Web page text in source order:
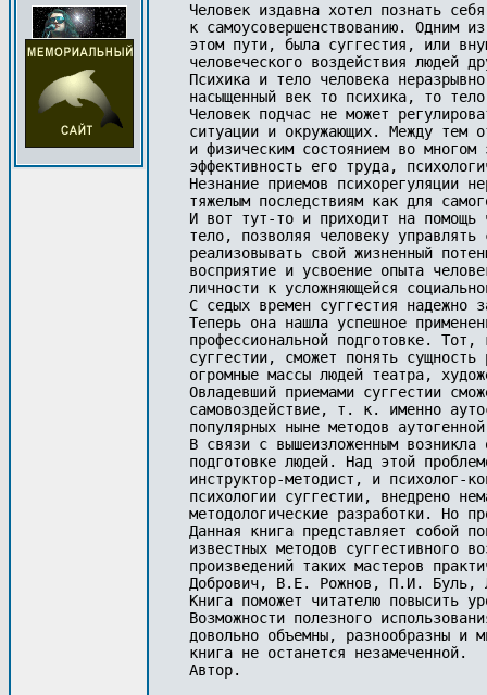
Человек издавна хотел познать
к самоусовершенствованию. Одним
этом пути, была суггестия, или
человеческого воздействия людей
Психика и тело человека
насыщенный век то психика, то
Человек подчас не может
ситуации и окружающих. Между тем
и физическим состоянием во
эффективность его труда,
Незнание приемов психорегуляции
тяжелым последствиям как для
И вот тут-то и приходит на помощь
тело, позволяя человеку
реализовывать свой жизненный
восприятие и усвоение опыта
личности к усложняющейся
С седых времен суггестия надежно
Теперь она нашла успешное
профессиональной подготовке.
суггестии, сможет понять
огромные массы людей театра,
Овладевший приемами суггестии
самовоздействие, т. к. именно
популярных ныне методов
В связи с вышеизложенным
подготовке людей. Над этой
инструктор-методист, и психолог-
психологии суггестии, внедрено
методологические разработки. Но
Данная книга представляет собой
известных методов суггестивного
произведений таких мастеров
Добрович, В.Е. Рожнов, П.И.
Книга поможет читателю повысить
Возможности полезного
довольно объемны, разнообразны и
книга не останется незамеченной.
Автор.